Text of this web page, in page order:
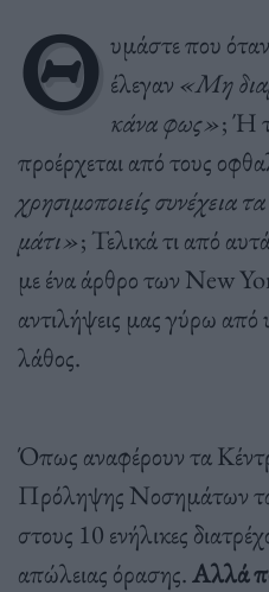
Θ υμάστε που
έλεγαν «Μη
κάνα φως»; Ή
προέρχεται από τους
χρησιμοποιείς συνέχεια
μάτι»; Τελικά τι από
με ένα άρθρο των New
αντιλήψεις μας γύρω από
λάθος.
Όπως αναφέρουν τα
Πρόληψης Νοσημάτων
στους 10 ενήλικες
απώλειας όρασης.Αλλά